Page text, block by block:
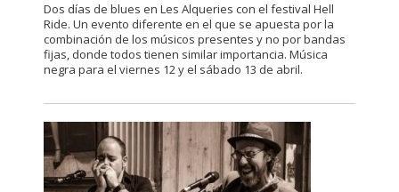
Dos días de blues en Les Alqueries con el festival Hell
Ride. Un evento diferente en el que se apuesta por la
combinación de los músicos presentes y no por bandas
fijas, donde todos tienen similar importancia. Música
negra para el viernes 12 y el sábado 13 de abril.